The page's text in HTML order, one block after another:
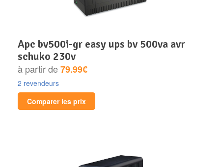
apc bv500i-gr easy ups bv 500va avr
schuko 230v
à partir de79.99€
2 revendeurs
Comparer les prix